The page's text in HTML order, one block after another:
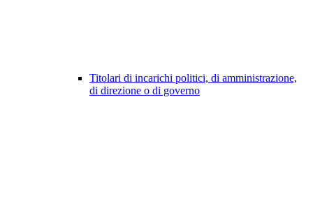
Titolari di incarichi politici, di amministrazione,
di direzione o di governo